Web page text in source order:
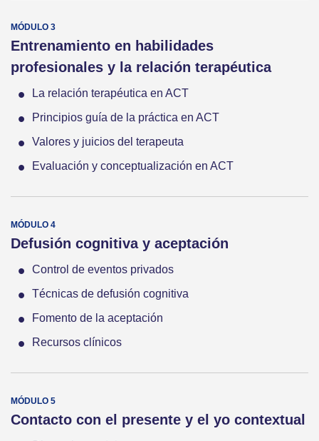
Entrenamiento en habilidades
profesionales y la relación terapéutica
La relación terapéutica en ACT
Principios guía de la práctica en ACT
Valores y juicios del terapeuta
Evaluación y conceptualización en ACT
Defusión cognitiva y aceptación
Control de eventos privados
Técnicas de defusión cognitiva
Fomento de la aceptación
Recursos clínicos
Contacto con el presente y el yo contextual